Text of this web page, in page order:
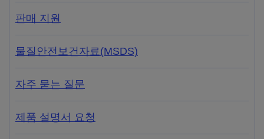
판매 지원
물질안전보건자료(MSDS)
자주 묻는 질문
제품 설명서 요청